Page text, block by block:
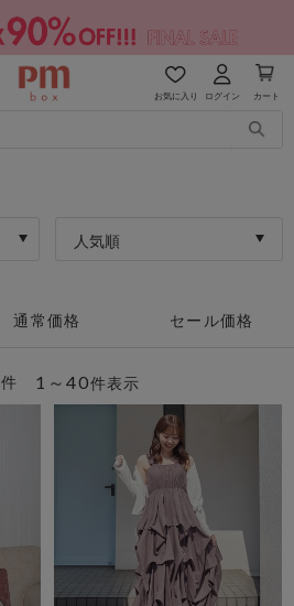
お気に入り ログイン カート
人気順
通常価格 セール価格
1～40件表示
件